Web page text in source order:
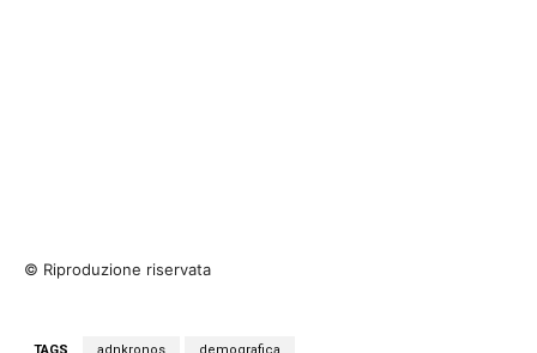
© Riproduzione riservata
TAGS adnkronos demografica